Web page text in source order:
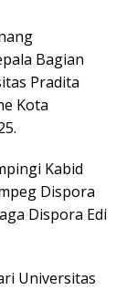
Bagian
Pradita
Kota
Kabid
Dispora
Dispora Edi
Universitas